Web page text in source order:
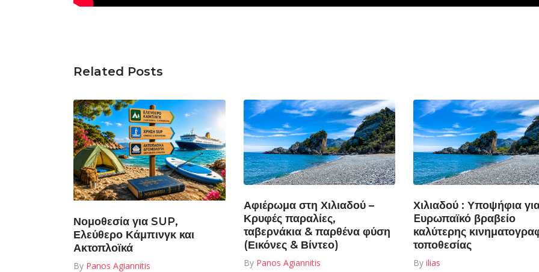
Related Posts
Νομοθεσία για SUP,
Ελεύθερο Κάμπινγκ και
Ακτοπλοϊκά
By Panos Agiannitis
Αφιέρωμα στη Χιλιαδού –
Κρυφές παραλίες,
ταβερνάκια & παρθένα φύση
(Εικόνες & Βίντεο)
By Panos Agiannitis
Χιλιαδού : Υποψήφια
Eυρωπαϊκό βραβείο
καλύτερης
τοποθεσίας
By ilias